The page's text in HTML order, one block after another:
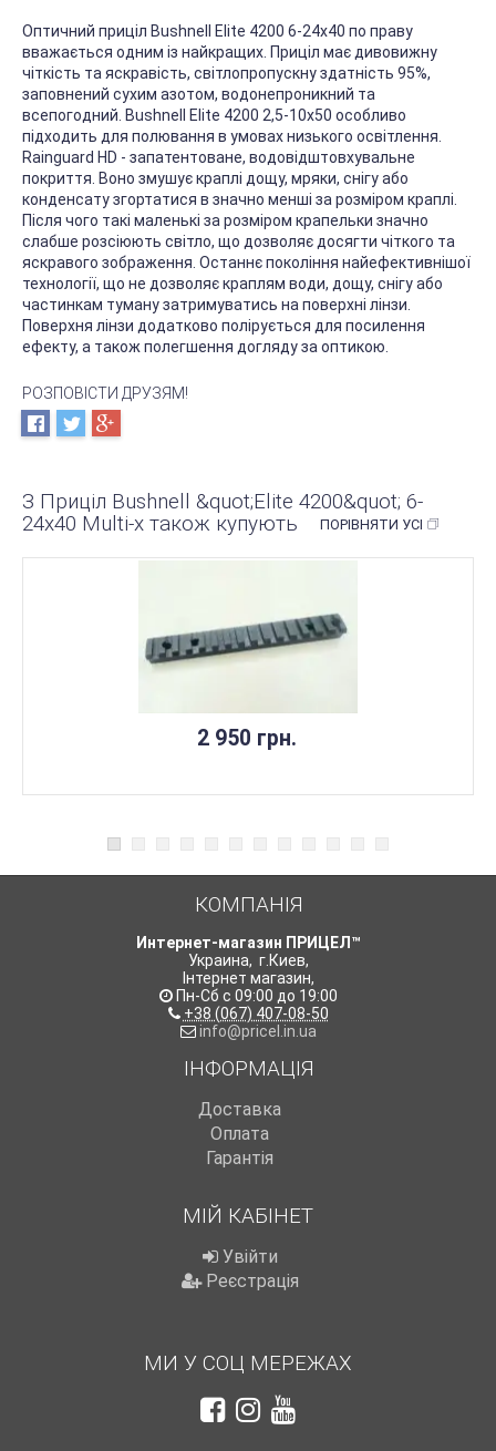
Оптичний приціл Bushnell Elite 4200 6-24x40 по праву
вважається одним із найкращих. Приціл має дивовижну
чіткість та яскравість, світлопропускну здатність 95%,
заповнений сухим азотом, водонепроникний та
всепогодний. Bushnell Elite 4200 2,5-10x50 особливо
підходить для полювання в умовах низького освітлення.
Rainguard HD - запатентоване, водовідштовхувальне
покриття. Воно змушує краплі дощу, мряки, снігу або
конденсату згортатися в значно менші за розміром краплі.
Після чого такі маленькі за розміром крапельки значно
слабше розсіюють світло, що дозволяє досягти чіткого та
яскравого зображення. Останнє покоління найефективнішої
технології, що не дозволяє краплям води, дощу, снігу або
частинкам туману затримуватись на поверхні лінзи.
Поверхня лінзи додатково полірується для посилення
ефекту, а також полегшення догляду за оптикою.
РОЗПОВІСТИ ДРУЗЯМ!
З Приціл Bushnell &quot;Elite 4200&quot; 6-
24х40 Multi-x також купують
ПОРІВНЯТИ УСІ
2 950 грн.
КОМПАНІЯ
Интернет-магазин ПРИЦЕЛ™
Украина, г.Киев,
Інтернет магазин,
Пн-Сб с 09:00 до 19:00
+38 (067) 407-08-50
info@pricel.in.ua
ІНФОРМАЦІЯ
Доставка
Оплата
Гарантія
МІЙ КАБІНЕТ
Увійти
Реєстрація
МИ У СОЦ МЕРЕЖАХ